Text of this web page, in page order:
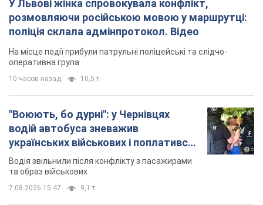
У Львові жінка спровокувала конфлікт,
розмовляючи російською мовою у маршрутці:
поліція склала адмінпротокол. Відео
На місце події прибули патрульні поліцейські та слідчо-
оперативна група
10 часов назад 10,5 т.
"Воюють, бо дурні": у Чернівцях
водій автобуса зневажив
українських військових і поплатився.
Відео
Водія звільнили після конфлікту з пасажирами
та образ військових
7.08.2026 15:47 9,1 т.